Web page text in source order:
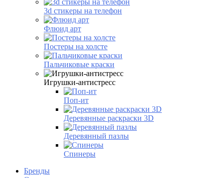
3d стикеры на телефон
Флюид арт
Постеры на холсте
Пальчиковые краски
Игрушки-антистресс
Поп-ит
Деревянные раскраски 3D
Деревянный пазлы
Спинеры
Бренды